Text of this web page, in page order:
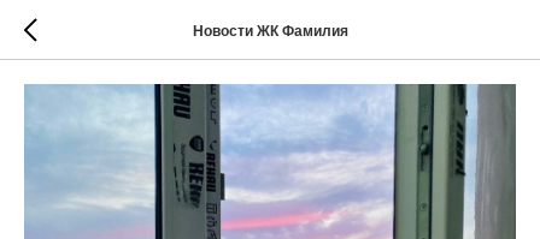
Новости ЖК Фамилия